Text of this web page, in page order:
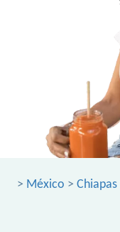
> México > Chiapas